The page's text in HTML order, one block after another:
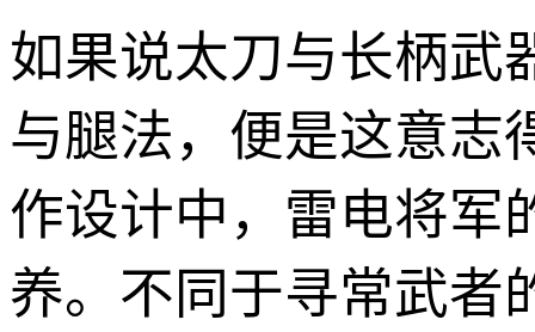
如果说太刀与长柄武
与腿法，便是这意志
作设计中，雷电将军
养。不同于寻常武者